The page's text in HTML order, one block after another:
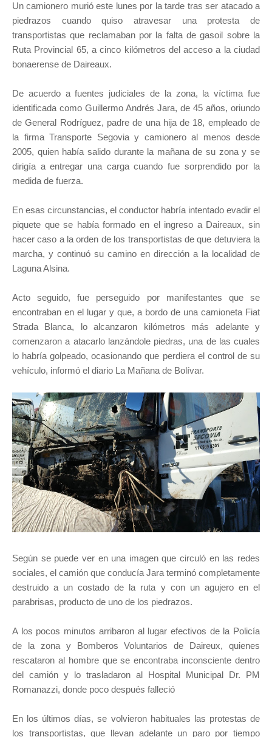
Un camionero murió este lunes por la tarde tras ser atacado a
piedrazos cuando quiso atravesar una protesta de
transportistas que reclamaban por la falta de gasoil sobre la
Ruta Provincial 65, a cinco kilómetros del acceso a la ciudad
bonaerense de Daireaux.
De acuerdo a fuentes judiciales de la zona, la víctima fue
identificada como Guillermo Andrés Jara, de 45 años, oriundo
de General Rodríguez, padre de una hija de 18, empleado de
la firma Transporte Segovia y camionero al menos desde
2005, quien había salido durante la mañana de su zona y se
dirigía a entregar una carga cuando fue sorprendido por la
medida de fuerza.
En esas circunstancias, el conductor habría intentado evadir el
piquete que se había formado en el ingreso a Daireaux, sin
hacer caso a la orden de los transportistas de que detuviera la
marcha, y continuó su camino en dirección a la localidad de
Laguna Alsina.
Acto seguido, fue perseguido por manifestantes que se
encontraban en el lugar y que, a bordo de una camioneta Fiat
Strada Blanca, lo alcanzaron kilómetros más adelante y
comenzaron a atacarlo lanzándole piedras, una de las cuales
lo habría golpeado, ocasionando que perdiera el control de su
vehículo, informó el diario La Mañana de Bolívar.
Según se puede ver en una imagen que circuló en las redes
sociales, el camión que conducía Jara terminó completamente
destruido a un costado de la ruta y con un agujero en el
parabrisas, producto de uno de los piedrazos.
A los pocos minutos arribaron al lugar efectivos de la Policía
de la zona y Bomberos Voluntarios de Daireux, quienes
rescataron al hombre que se encontraba inconsciente dentro
del camión y lo trasladaron al Hospital Municipal Dr. PM
Romanazzi, donde poco después falleció
En los últimos días, se volvieron habituales las protestas de
los transportistas, que llevan adelante un paro por tiempo